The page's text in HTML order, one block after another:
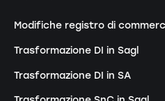
Modifiche registro di
Trasformazione DI in Sagl
Trasformazione DI in SA